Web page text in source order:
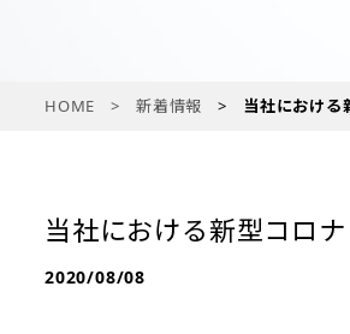
HOME 新着情報 当社における
当社における新型コロ
2020/08/08